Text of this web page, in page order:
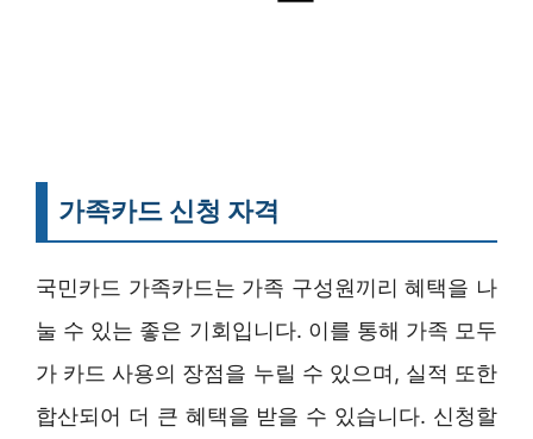
가족카드 신청 자격
국민카드 가족카드는 가족 구성원끼리 혜택을 나
눌 수 있는 좋은 기회입니다. 이를 통해 가족 모두
가 카드 사용의 장점을 누릴 수 있으며, 실적 또한
합산되어 더 큰 혜택을 받을 수 있습니다. 신청할